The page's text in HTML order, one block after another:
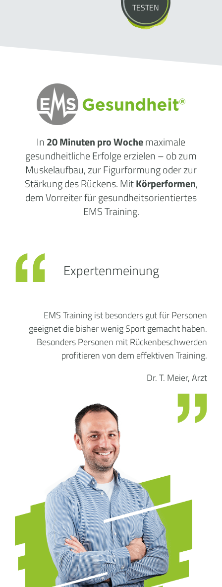
TESTEN
In20 Minuten pro Wochemaximale
gesundheitlicheErfolgeerzielen – ob zum
Muskelaufbau, zur Figurformung oder zur
Stärkung des Rückens. MitKörperformen,
dem Vorreiter für gesundheitsorientiertes
EMS Training.
EMS Training ist besonders gut für Personen
geeignet die bisher wenig Sport gemacht haben.
Besonders Personen mit Rückenbeschwerden
profitieren von dem effektiven Training.
Dr. T. Meier, Arzt
Expertenmeinung